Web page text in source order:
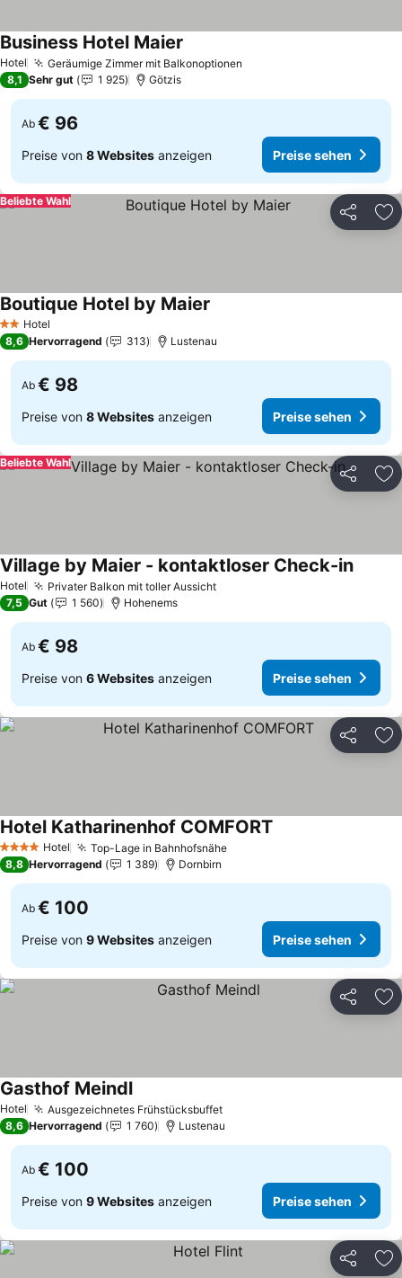
Hotel Geräumige Zimmer mit Balkonoptionen
Business Hotel Maier
8,1 Sehr gut 1 925 Götzis
Ab € 96
Preise von 8 Websites anzeigen Preise sehen
Teilen
Beliebte Wahl
2 Sterne
Hotel
Boutique Hotel by Maier
8,6 Hervorragend 313 Lustenau
Ab € 98
Preise von 8 Websites anzeigen Preise sehen
Teilen
Beliebte Wahl
Hotel Privater Balkon mit toller AussichtPreise sehen
Village by Maier - kontaktloser Check-inPreise
7,5 Gut 1 560 Hohenems
Ab € 98
Preise von 6 Websites anzeigen Preise sehen
Teilen
4 Sterne Hotel Top-Lage in BahnhofsnähePreise sehen
Hotel Katharinenhof COMFORT
8,8 Hervorragend 1 389 Dornbirn
Ab € 100
Preise von 9 Websites anzeigen Preise sehen
Teilen
Hotel Ausgezeichnetes FrühstücksbuffetPreise sehen
Gasthof MeindlPreise sehen
8,6 Hervorragend 1 760 Lustenau
Ab € 100
Preise von 9 Websites anzeigen Preise sehen
Teilen